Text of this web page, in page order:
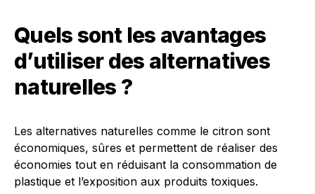
Quels sont les avantages
d’utiliser des alternatives
naturelles ?
Les alternatives naturelles comme le citron sont
économiques, sûres et permettent de réaliser des
économies tout en réduisant la consommation de
plastique et l’exposition aux produits toxiques.